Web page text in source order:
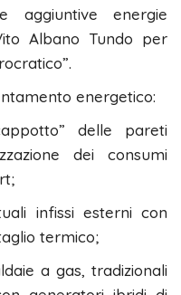
energie
Albano Tundo per
energetico:
delle pareti
dei consumi
infissi esterni con
termico;
a gas, tradizionali